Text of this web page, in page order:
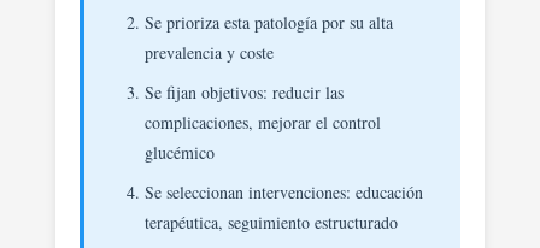
Se prioriza esta patología por su alta
prevalencia y coste
Se fijan objetivos: reducir las
complicaciones, mejorar el control
glucémico
Se seleccionan intervenciones: educación
terapéutica, seguimiento estructurado